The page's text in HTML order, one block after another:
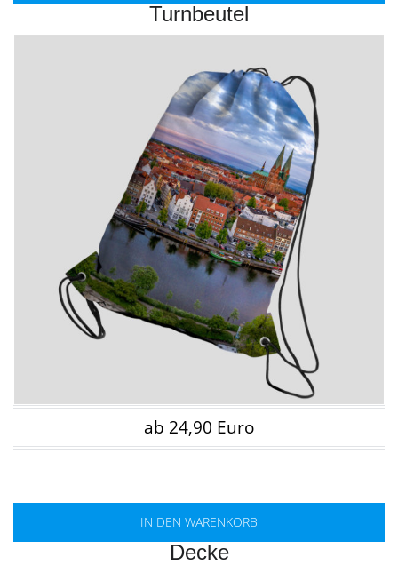
Turnbeutel
ab 24,90 Euro
IN DEN WARENKORB
Decke